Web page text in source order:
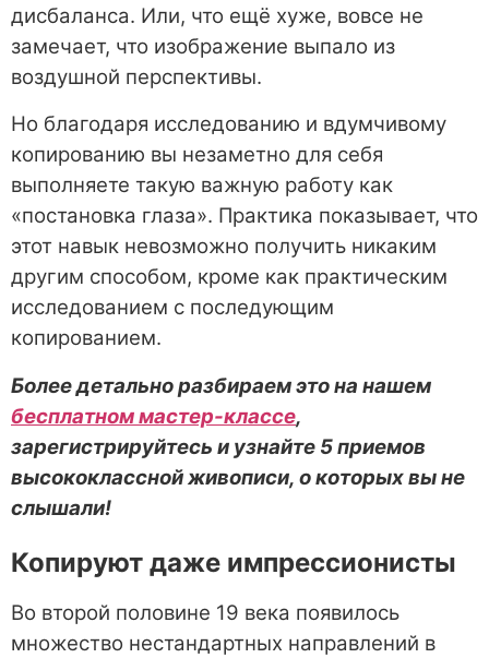
дисбаланса. Или, что ещё хуже, вовсе не
замечает, что изображение выпало из
воздушной перспективы.
Но благодаря исследованию и вдумчивому
копированию вы незаметно для себя
выполняете такую важную работу как
«постановка глаза». Практика показывает, что
этот навык невозможно получить никаким
другим способом, кроме как практическим
исследованием с последующим
копированием.
Более детально разбираем это на нашем
бесплатном мастер-классе,
зарегистрируйтесь и узнайте 5 приемов
высококлассной живописи, о которых вы не
слышали!
Копируют даже импрессионисты
Во второй половине 19 века появилось
множество нестандартных направлений в